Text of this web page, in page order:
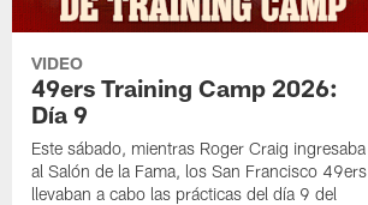
VIDEO
49ers Training Camp 2026:
Día 9
Este sábado, mientras Roger Craig ingresaba
al Salón de la Fama, los San Francisco 49ers
llevaban a cabo las prácticas del día 9 del